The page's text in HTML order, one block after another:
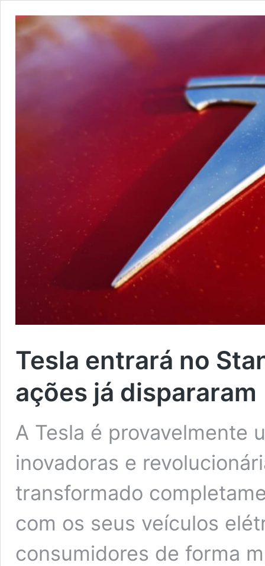
Tesla entrará no
ações já dispararam
A Tesla é provavelmente
inovadoras e
transformado
com os seus veículos
consumidores de forma